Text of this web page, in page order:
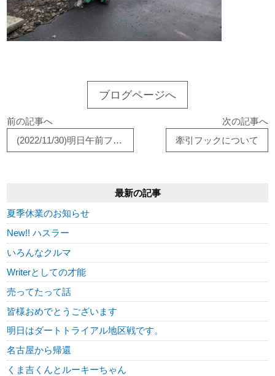
ブログページへ
前の記事へ
(2022/11/30)明日午前フリー走行
次の記事へ
牽引フックについて
最新の記事
夏季休業のお知らせ
New!! ハスラー
いろんなクルマ
Writerとしての才能
売ってたって話
皆様おめでとうございます
明日はダートトライアル地区戦です。
名古屋から帰還
くま吉くんとルーキーちゃん